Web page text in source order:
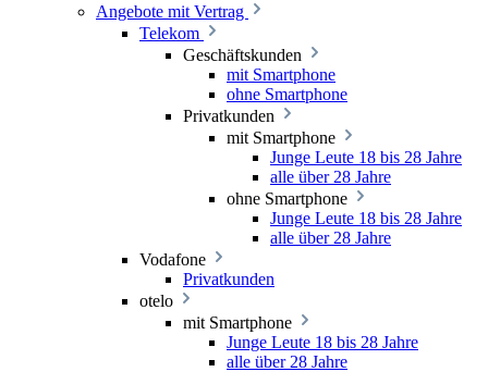
Angebote mit Vertrag
Telekom
Geschäftskunden
mit Smartphone
ohne Smartphone
Privatkunden
mit Smartphone
Junge Leute 18 bis 28 Jahre
alle über 28 Jahre
ohne Smartphone
Junge Leute 18 bis 28 Jahre
alle über 28 Jahre
Vodafone
Privatkunden
otelo
mit Smartphone
Junge Leute 18 bis 28 Jahre
alle über 28 Jahre